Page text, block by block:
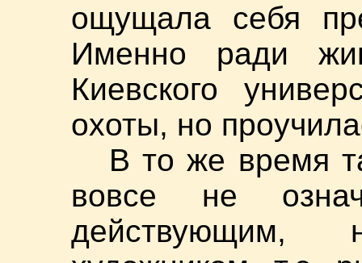
ощущала себя
Именно ради
Киевского
охоты, но
В то же время
вовсе не